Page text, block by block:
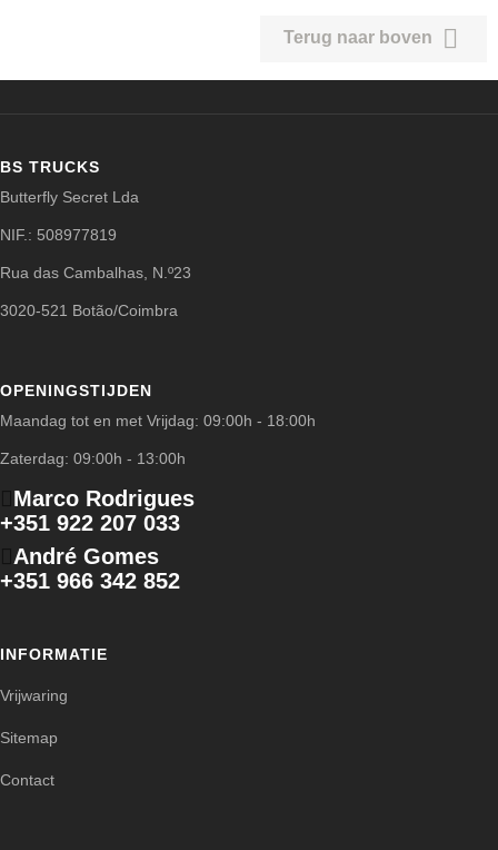
Terug naar boven 
BS TRUCKS
Butterfly Secret Lda
NIF.: 508977819
Rua das Cambalhas, N.º23
3020-521 Botão/Coimbra
OPENINGSTIJDEN
Maandag tot en met Vrijdag: 09:00h - 18:00h
Zaterdag: 09:00h - 13:00h
Marco Rodrigues
+351 922 207 033
André Gomes
+351 966 342 852
INFORMATIE
Vrijwaring
Sitemap
Contact